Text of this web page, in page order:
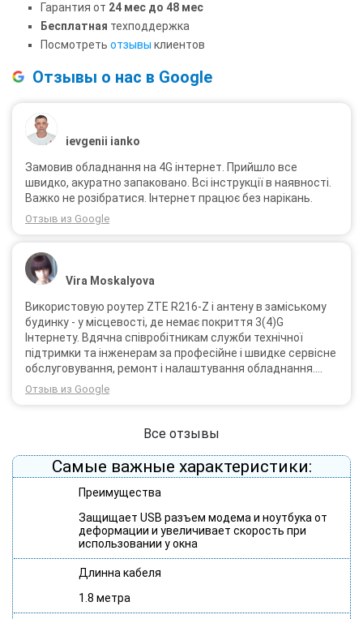
Гарантия от 24 мес до 48 мес
Бесплатная техподдержка
Посмотреть отзывы клиентов
Отзывы о нас в Google
ievgenii ianko
Замовив обладнання на 4G інтернет. Прийшло все
швидко, акуратно запаковано. Всі інструкції в наявності.
Важко не розібратися. Інтернет працює без нарікань.
Отзыв из Google
Vira Moskalyova
Використовую роутер ZTE R216-Z і антену в заміському
будинку - у місцевості, де немає покриття 3(4)G
Інтернету. Вдячна співробітникам служби технічної
підтримки та інженерам за професійне і швидке сервісне
обслуговування, ремонт і налаштування обладнання.
Через 3 роки після покупки я не шкодую про прийняте
тоді рішення придбати обладнання в компанії 3G star
Отзыв из Google
Все отзывы
Самые важные характеристики:
Преимущества
Защищает USB разъем модема и ноутбука от
деформации и увеличивает скорость при
использовании у окна
Длинна кабеля
1.8 метра